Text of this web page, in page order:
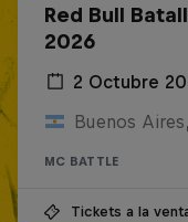
Red Bull
2026
2 Octubre
Buenos
MC BATTLE
Tickets a la